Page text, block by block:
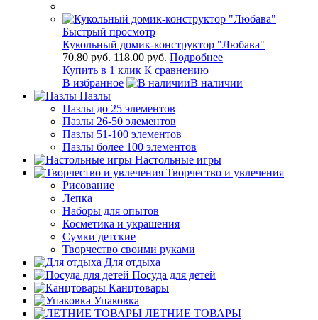
Быстрый просмотр
Кукольный домик-конструктор "Любава"
70.80 руб. 118.00 руб.Подробнее
Купить в 1 клик К сравнению
В избранное
В наличии
Пазлы
Пазлы до 25 элементов
Пазлы 26-50 элементов
Пазлы 51-100 элементов
Пазлы более 100 элементов
Настольные игры
Творчество и увлечения
Рисование
Лепка
Наборы для опытов
Косметика и украшения
Сумки детские
Творчество своими руками
Для отдыха
Посуда для детей
Канцтовары
Упаковка
ЛЕТНИЕ ТОВАРЫ